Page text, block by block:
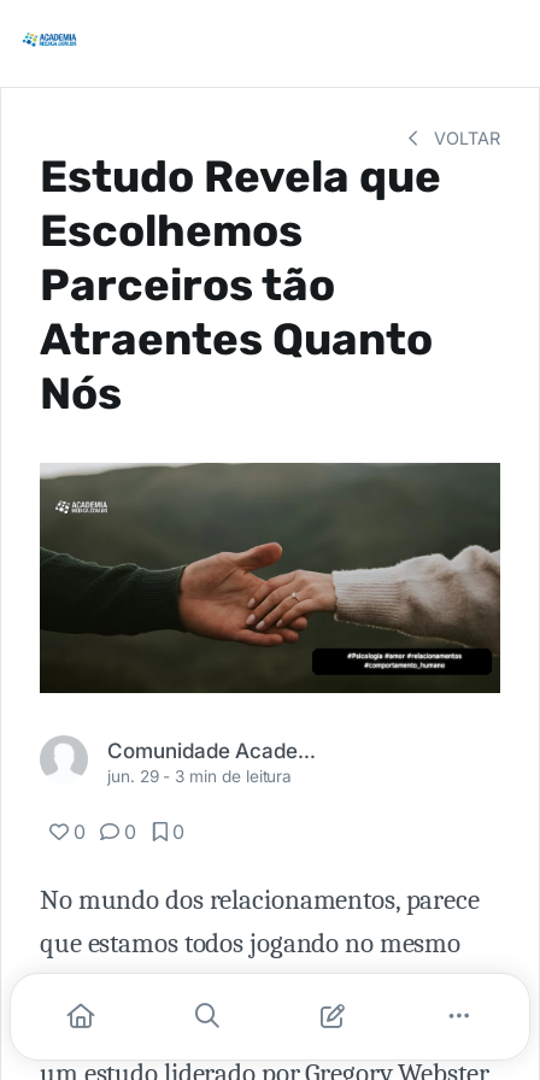
VOLTAR
Estudo Revela que
Escolhemos
Parceiros tão
Atraentes Quanto
Nós
Comunidade Academia Médica
jun. 29 - 3 min de leitura
0 0 0
No mundo dos relacionamentos, parece
que estamos todos jogando no mesmo
atratividade física. Isso é o que sugere
um estudo liderado por Gregory Webster,